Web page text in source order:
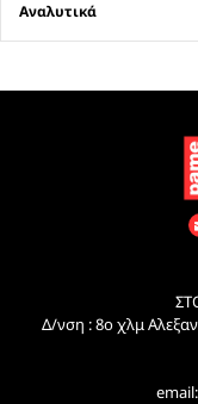
Αναλυτικά
Δ/νση : 8ο χλμ
email: